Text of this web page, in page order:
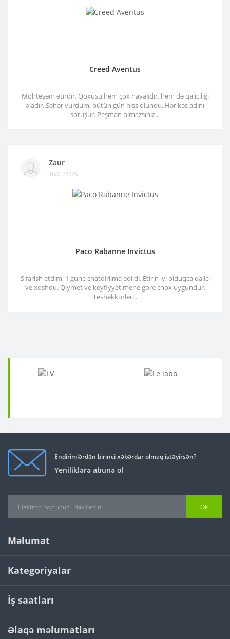
Creed Aventus
Möhtəşəm ətirdir. Qoxusu həm çox havalıdır, həm də qalıcılığı
əladır. Səhər vurdum, bütün gün hiss olundu. Hər kəs adını
soruşur. Peşman olmazsınız...
Zaur
16/01/2026
Paco Rabanne Invictus
Sifarish etdim, 1 gune chatdirilma edildi. Etirin iyi olduqca qalici
ve xoshdu. Qiymet ve keyfiyyet mene gore chox uygundur.
Teshekkurler!..
Endirimlərdən birinci xəbərdar olmaq istəyirsən?
Yeniliklərə abunə ol
Ok
Məlumat
Kategoriyalar
İş saatları
Əlaqə məlumatları